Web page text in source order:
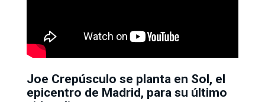
Joe Crepúsculo se planta en Sol, el
epicentro de Madrid, para su último